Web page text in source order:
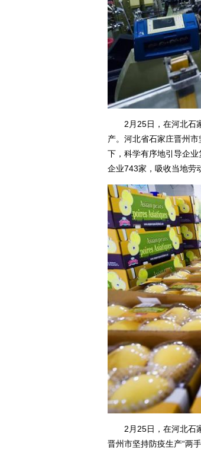
2月25日，在河北石家
产。河北省石家庄晋州
下，科学有序地引导企
企业743家，吸收当地劳
2月25日，在河北石家
晋州市坚持防疫生产“两